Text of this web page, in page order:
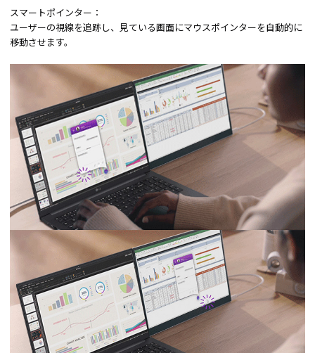
スマートポインター：
ユーザーの視線を追跡し、見ている画面にマウスポインターを自動的に
移動させます。